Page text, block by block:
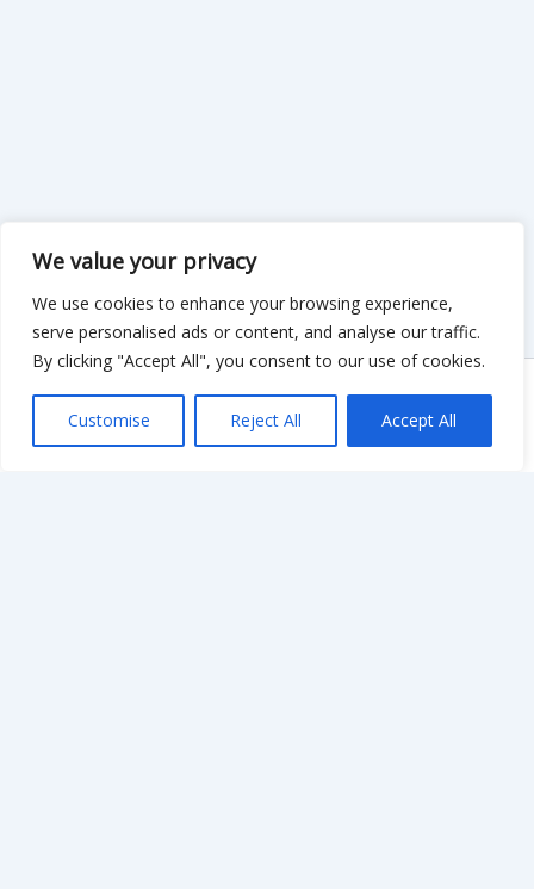
We value your privacy
We use cookies to enhance your browsing experience,
serve personalised ads or content, and analyse our traffic.
By clicking "Accept All", you consent to our use of cookies.
Customise Reject All Accept All
Copyright © 2026 KnowMyGovt. All rights reserved.